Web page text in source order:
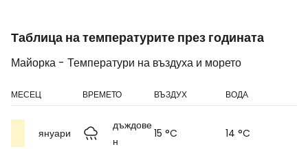
Таблица на температурите през годината
Майорка - Температури на въздуха и морето
МЕСЕЦ ВРЕМЕТО ВЪЗДУХ ВОДА
януари
дъждове
н
15 °C
14 °C